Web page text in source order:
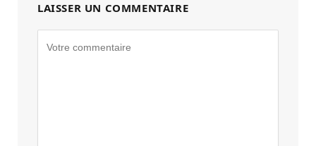
LAISSER UN COMMENTAIRE